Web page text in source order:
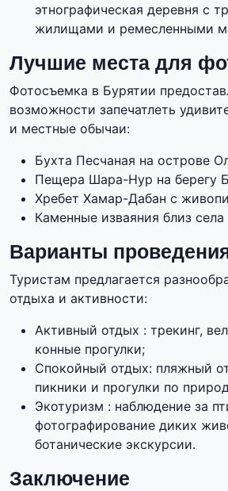
этнографическая деревня с
жилищами и ремесленными
Лучшие места для
Фотосъемка в Бурятии
возможности запечатлеть
и местные обычаи:
Бухта Песчаная на острове
Пещера Шара-Нур на берегу
Хребет Хамар-Дабан с
Каменные изваяния близ села
Варианты
Туристам предлагается
отдыха и активности:
Активный отдых : трекинг,
конные прогулки;
Спокойный отдых: пляжный
пикники и прогулки по
Экотуризм : наблюдение за
фотографирование диких
ботанические экскурсии.
Заключение